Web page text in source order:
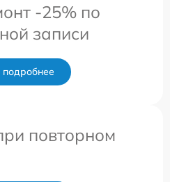
-25% по
записи
подробнее
повторном